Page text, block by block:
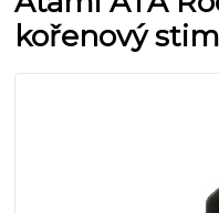
kořenový